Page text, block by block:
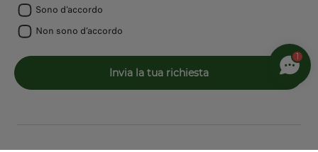
Sono d'accordo
Non sono d'accordo
Invia la tua richiesta
1